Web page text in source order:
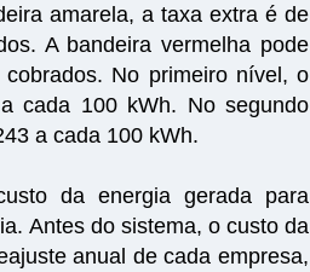
amarela, a taxa extra é de
A bandeira vermelha pode
No primeiro nível, o
cada 100 kWh. No segundo
a cada 100 kWh.
da energia gerada para
Antes do sistema, o custo da
anual de cada empresa,